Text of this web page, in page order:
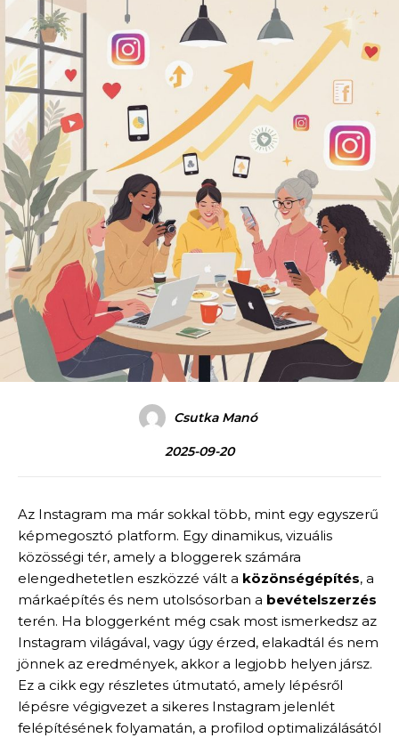
Csutka Manó
2025-09-20
Az Instagram ma már sokkal több, mint egy egyszerű
képmegosztó platform. Egy dinamikus, vizuális
közösségi tér, amely a bloggerek számára
elengedhetetlen eszközzé vált a közönségépítés, a
márkaépítés és nem utolsósorban a bevételszerzés
terén. Ha bloggerként még csak most ismerkedsz az
Instagram világával, vagy úgy érzed, elakadtál és nem
jönnek az eredmények, akkor a legjobb helyen jársz.
Ez a cikk egy részletes útmutató, amely lépésről
lépésre végigvezet a sikeres Instagram jelenlét
felépítésének folyamatán, a profilod optimalizálásától